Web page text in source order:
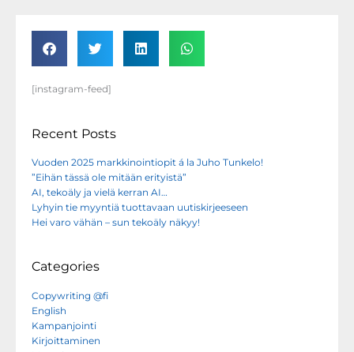
[instagram-feed]
Recent Posts
Vuoden 2025 markkinointiopit á la Juho Tunkelo!
”Eihän tässä ole mitään erityistä”
AI, tekoäly ja vielä kerran AI…
Lyhyin tie myyntiä tuottavaan uutiskirjeeseen
Hei varo vähän – sun tekoäly näkyy!
Categories
Copywriting @fi
English
Kampanjointi
Kirjoittaminen